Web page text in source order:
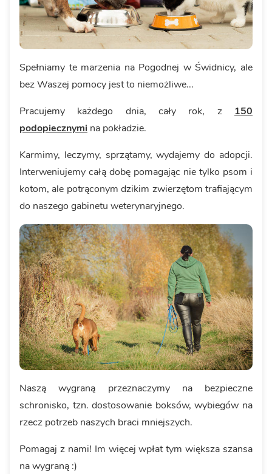
Spełniamy te marzenia na Pogodnej w Świdnicy, ale
bez Waszej pomocy jest to niemożliwe...
Pracujemy każdego dnia, cały rok, z 150
podopiecznymi na pokładzie.
Karmimy, leczymy, sprzątamy, wydajemy do adopcji.
Interweniujemy całą dobę pomagając nie tylko psom i
kotom, ale potrąconym dzikim zwierzętom trafiającym
do naszego gabinetu weterynaryjnego.
Naszą wygraną przeznaczymy na bezpieczne
schronisko, tzn. dostosowanie boksów, wybiegów na
rzecz potrzeb naszych braci mniejszych.
Pomagaj z nami! Im więcej wpłat tym większa szansa
na wygraną :)